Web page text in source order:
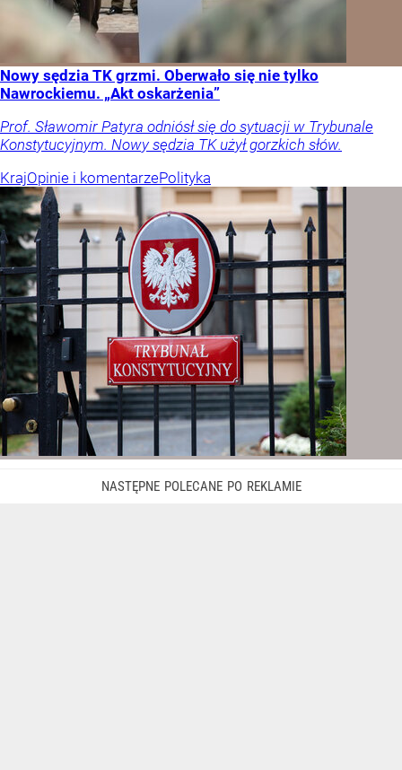
Nowy sędzia TK grzmi. Oberwało się nie tylko
Nawrockiemu. „Akt oskarżenia”
Prof. Sławomir Patyra odniósł się do sytuacji w Trybunale
Konstytucyjnym. Nowy sędzia TK użył gorzkich słów.
KrajOpinie i komentarzePolityka